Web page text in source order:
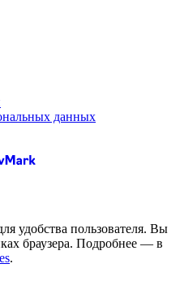
данных
удобства пользователя. Вы
браузера. Подробнее — в
.